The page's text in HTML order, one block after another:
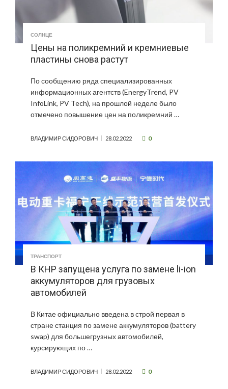
СОЛНЦЕ
Цены на поликремний и кремниевые
пластины снова растут
По сообщению ряда специализированных
информационных агентств (EnergyTrend, PV
InfoLink, PV Tech), на прошлой неделе было
отмечено повышение цен на поликремний …
ВЛАДИМИР СИДОРОВИЧ 28.02.2022 0
ТРАНСПОРТ
В КНР запущена услуга по замене li-ion
аккумуляторов для грузовых
автомобилей
В Китае официально введена в строй первая в
стране станция по замене аккумуляторов (battery
swap) для большегрузных автомобилей,
курсирующих по …
ВЛАДИМИР СИДОРОВИЧ 28.02.2022 0